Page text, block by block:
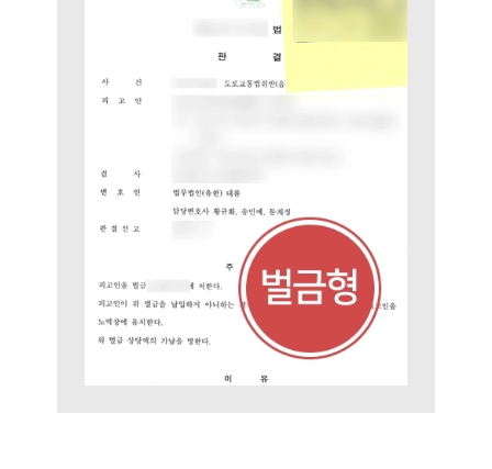
주요 업무사례
사례분석/최신동향
법률정보
법률지식인
음주교통사고대응부 업무
전체
구성원 소개
음주운전·교통사고전문변호사추천